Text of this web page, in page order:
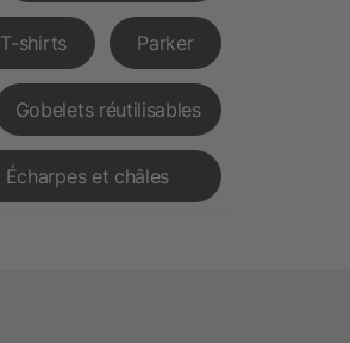
T-shirts Parker
Gobelets réutilisables
Écharpes et châles